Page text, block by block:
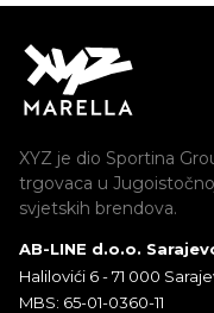
XYZ je dio Sportina
trgovaca u
svjetskih brendova.
AB-LINE d.o.o.
Halilovići 6 - 71 000
MBS: 65-01-0360-11